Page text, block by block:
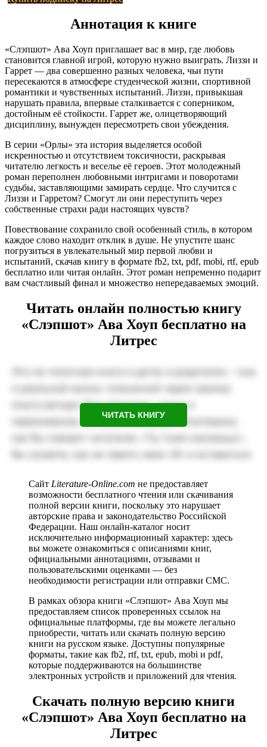
Аннотация к книге
«Слэпшот» Ава Хоуп приглашает вас в мир, где любовь
становится главной игрой, которую нужно выиграть. Лиззи и
Гаррет — два совершенно разных человека, чьи пути
пересекаются в атмосфере студенческой жизни, спортивной
романтики и чувственных испытаний. Лиззи, привыкшая
нарушать правила, впервые сталкивается с соперником,
достойным её стойкости. Гаррет же, олицетворяющий
дисциплину, вынужден пересмотреть свои убеждения.
В серии «Орлы» эта история выделяется особой
искренностью и отсутствием токсичности, раскрывая
читателю легкость и веселье её героев. Этот молодежный
роман переполнен любовными интригами и поворотами
судьбы, заставляющими замирать сердце. Что случится с
Лиззи и Гарретом? Смогут ли они переступить через
собственные страхи ради настоящих чувств?
Повествование сохранило свой особенный стиль, в котором
каждое слово находит отклик в душе. Не упустите шанс
погрузиться в увлекательный мир первой любви и
испытаний, скачав книгу в формате fb2, txt, pdf, mobi, rtf, epub
бесплатно или читая онлайн. Этот роман непременно подарит
вам счастливый финал и множество непередаваемых эмоций.
Читать онлайн полностью книгу
«Слэпшот» Ава Хоуп бесплатно на
Литрес
ЧИТАТЬ КНИГУ
Сайт Literature-Online.com не предоставляет
возможности бесплатного чтения или скачивания
полной версии книги, поскольку это нарушает
авторские права и законодательство Российской
Федерации. Наш онлайн-каталог носит
исключительно информационный характер: здесь
вы можете ознакомиться с описаниями книг,
официальными аннотациями, отзывами и
пользовательскими оценками — без
необходимости регистрации или отправки СМС.
В рамках обзора книги «Слэпшот» Ава Хоуп мы
предоставляем список проверенных ссылок на
официальные платформы, где вы можете легально
приобрести, читать или скачать полную версию
книги на русском языке. Доступны популярные
форматы, такие как fb2, rtf, txt, epub, mobi и pdf,
которые поддерживаются на большинстве
электронных устройств и приложений для чтения.
Скачать полную версию книги
«Слэпшот» Ава Хоуп бесплатно на
Литрес